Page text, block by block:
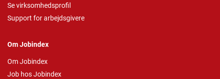
Se virksomhedsprofil
Support for arbejdsgivere
Om Jobindex
Om Jobindex
Job hos Jobindex